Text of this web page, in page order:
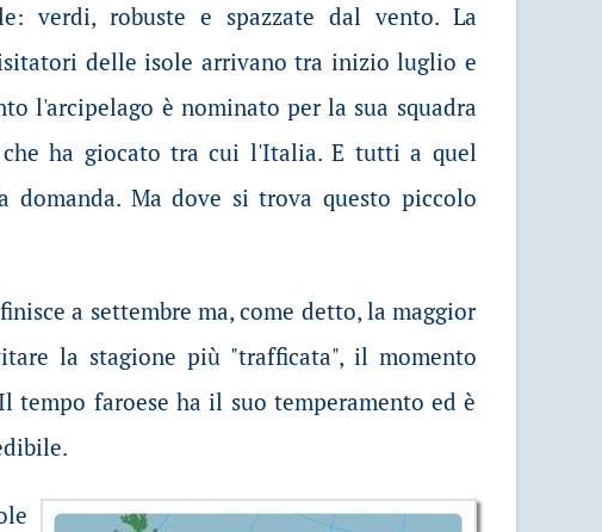
verdi, robuste e spazzate dal vento. La
delle isole arrivano tra inizio luglio e
l'arcipelago è nominato per la sua squadra
ha giocato tra cui l'Italia. E tutti a quel
domanda. Ma dove si trova questo piccolo
a settembre ma, come detto, la maggior
la stagione più "trafficata", il momento
faroese ha il suo temperamento ed è